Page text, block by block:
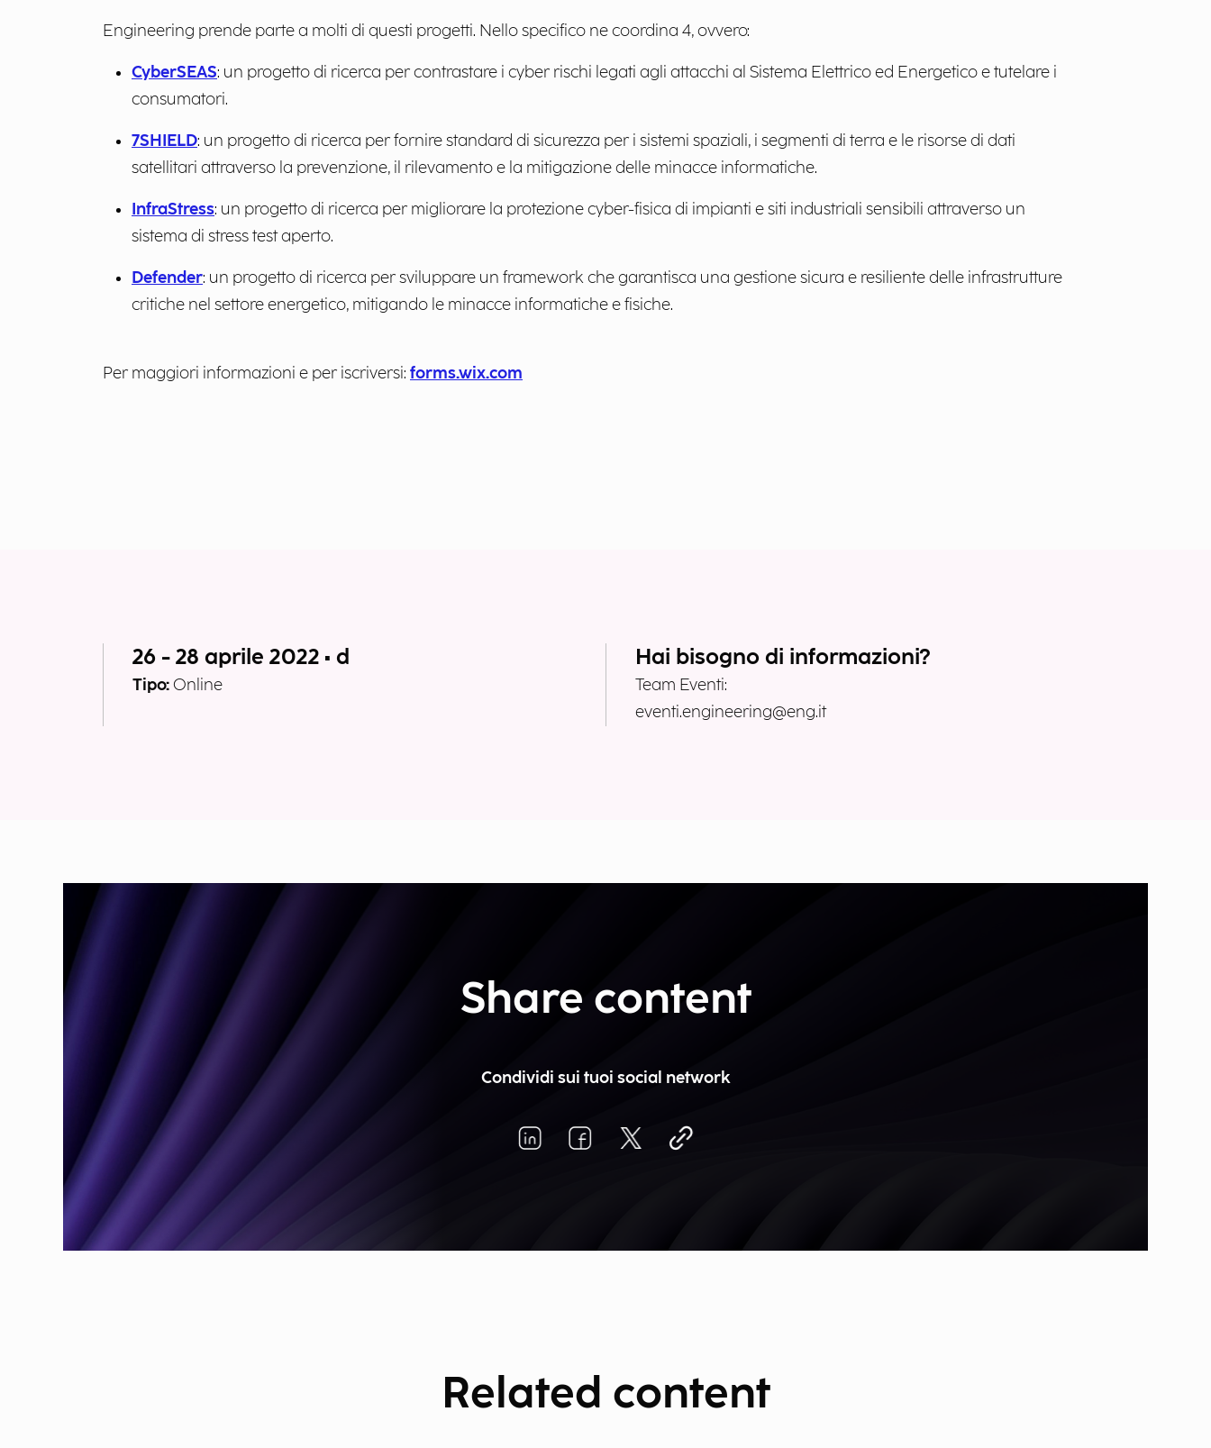
Engineering prende parte a molti di questi progetti. Nello specifico ne coordina 4, ovvero:
CyberSEAS: un progetto di ricerca per contrastare i cyber rischi legati agli attacchi al Sistema Elettrico ed Energetico e tutelare i
consumatori.
7SHIELD: un progetto di ricerca per fornire standard di sicurezza per i sistemi spaziali, i segmenti di terra e le risorse di dati
satellitari attraverso la prevenzione, il rilevamento e la mitigazione delle minacce informatiche.
InfraStress: un progetto di ricerca per migliorare la protezione cyber-fisica di impianti e siti industriali sensibili attraverso un
sistema di stress test aperto.
Defender: un progetto di ricerca per sviluppare un framework che garantisca una gestione sicura e resiliente delle infrastrutture
critiche nel settore energetico, mitigando le minacce informatiche e fisiche.
Per maggiori informazioni e per iscriversi: forms.wix.com
26 - 28 aprile 2022 • d
Tipo:Online
Hai bisogno di informazioni?
Team Eventi:
eventi.engineering@eng.it
Share content
Condividi sui tuoi social network
Related content